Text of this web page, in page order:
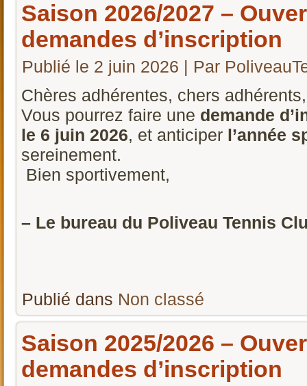
Saison 2026/2027 –
demandes d’inscription
Publié le 2 juin 2026 | Par
Chères adhérentes, chers adhérents,
Vous pourrez faire une demande
le 6 juin 2026, et anticiper l’année
sereinement.
Bien sportivement,
– Le bureau du Poliveau Tennis
Publié dans Non classé
Saison 2025/2026 –
demandes d’inscription